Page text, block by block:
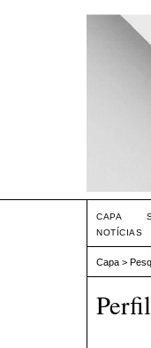
CAPA
NOTÍCIAS
Capa >